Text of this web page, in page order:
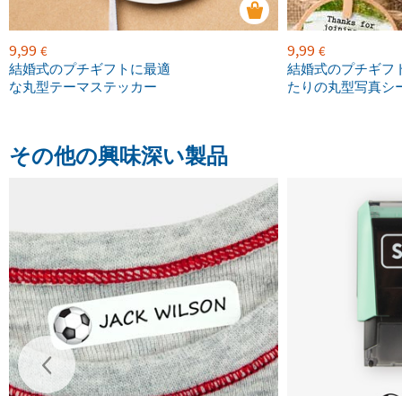
9,99 €
結婚式のプチギフトに最適
な丸型テーマステッカー
9,99 €
結婚式のプチギフ
たりの丸型写真シ
その他の興味深い製品